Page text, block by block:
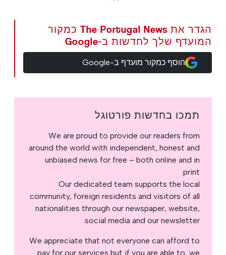
הגדר את The Portugal News כמקור
המועדף שלך לחדשות ב-Google
הוסף כמקור מועדף ב-Google
תמכו בחדשות פורטוגל
We are proud to provide our readers from
around the world with independent, honest and
unbiased news for free – both online and in
print.
Our dedicated team supports the local
community, foreign residents and visitors of all
nationalities through our newspaper, website,
social media and our newsletter.
We appreciate that not everyone can afford to
pay for our services but if you are able to, we